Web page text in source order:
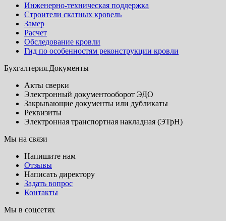
Инженерно-техническая поддержка
Строители скатных кровель
Замер
Расчет
Обследование кровли
Гид по особенностям реконструкции кровли
Бухгалтерия.Документы
Акты сверки
Электронный документооборот ЭДО
Закрывающие документы или дубликаты
Реквизиты
Электронная транспортная накладная (ЭТрН)
Мы на связи
Напишите нам
Отзывы
Написать директору
Задать вопрос
Контакты
Мы в соцсетях